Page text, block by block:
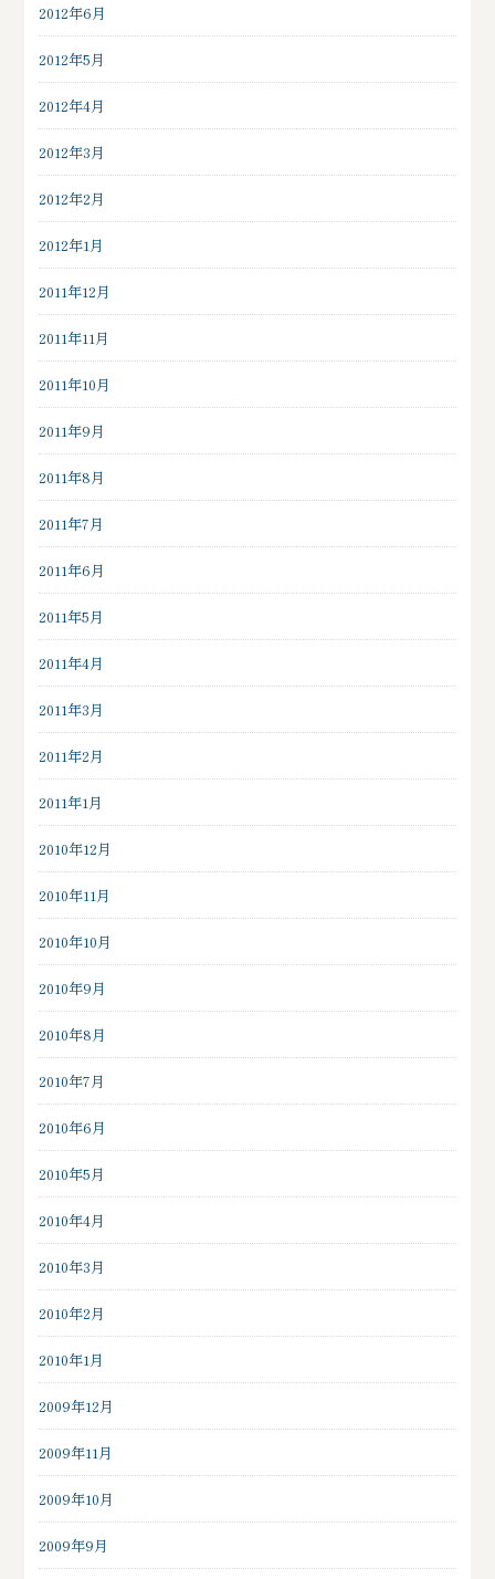
2012年6月
2012年5月
2012年4月
2012年3月
2012年2月
2012年1月
2011年12月
2011年11月
2011年10月
2011年9月
2011年8月
2011年7月
2011年6月
2011年5月
2011年4月
2011年3月
2011年2月
2011年1月
2010年12月
2010年11月
2010年10月
2010年9月
2010年8月
2010年7月
2010年6月
2010年5月
2010年4月
2010年3月
2010年2月
2010年1月
2009年12月
2009年11月
2009年10月
2009年9月